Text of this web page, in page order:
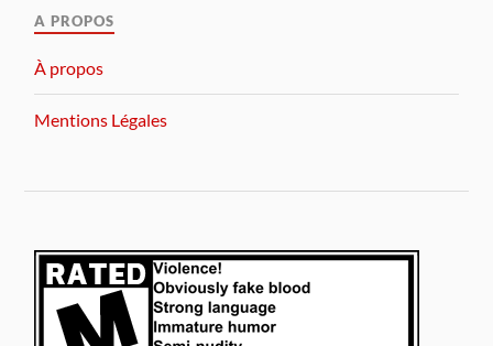
A PROPOS
À propos
Mentions Légales